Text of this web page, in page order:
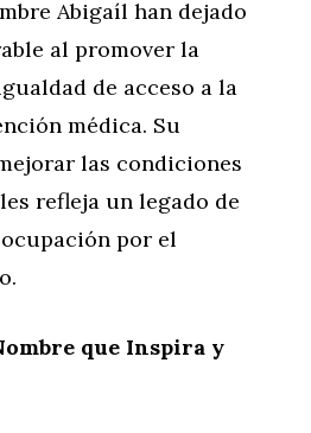
Abigaíl han dejado
al promover la
de acceso a la
médica. Su
las condiciones
refleja un legado de
por el
que Inspira y